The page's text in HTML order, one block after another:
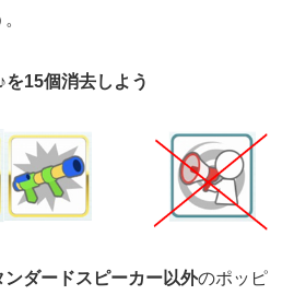
15個消去しよう
ダードスピーカー以外のポッピ